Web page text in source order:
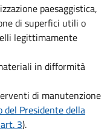
paesaggistica,
di superfici utili o
legittimamente
in difformità
di manutenzione
del Presidente della
3).